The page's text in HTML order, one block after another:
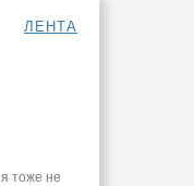
ЛЕНТА
тоже не